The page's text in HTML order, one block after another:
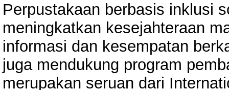
Perpustakaan berbasis inklusi
meningkatkan kesejahteraan
informasi dan kesempatan
juga mendukung program
merupakan seruan dari